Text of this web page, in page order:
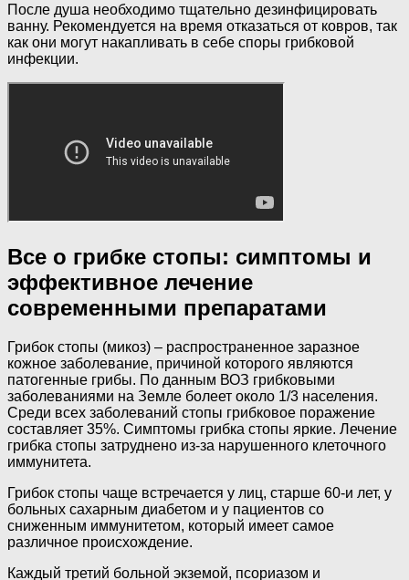
После душа необходимо тщательно дезинфицировать
ванну. Рекомендуется на время отказаться от ковров, так
как они могут накапливать в себе споры грибковой
инфекции.
Все о грибке стопы: симптомы и
эффективное лечение
современными препаратами
Грибок стопы (микоз) – распространенное заразное
кожное заболевание, причиной которого являются
патогенные грибы. По данным ВОЗ грибковыми
заболеваниями на Земле болеет около 1/3 населения.
Среди всех заболеваний стопы грибковое поражение
составляет 35%. Симптомы грибка стопы яркие. Лечение
грибка стопы затруднено из-за нарушенного клеточного
иммунитета.
Грибок стопы чаще встречается у лиц, старше 60-и лет, у
больных сахарным диабетом и у пациентов со
сниженным иммунитетом, который имеет самое
различное происхождение.
Каждый третий больной экземой, псориазом и